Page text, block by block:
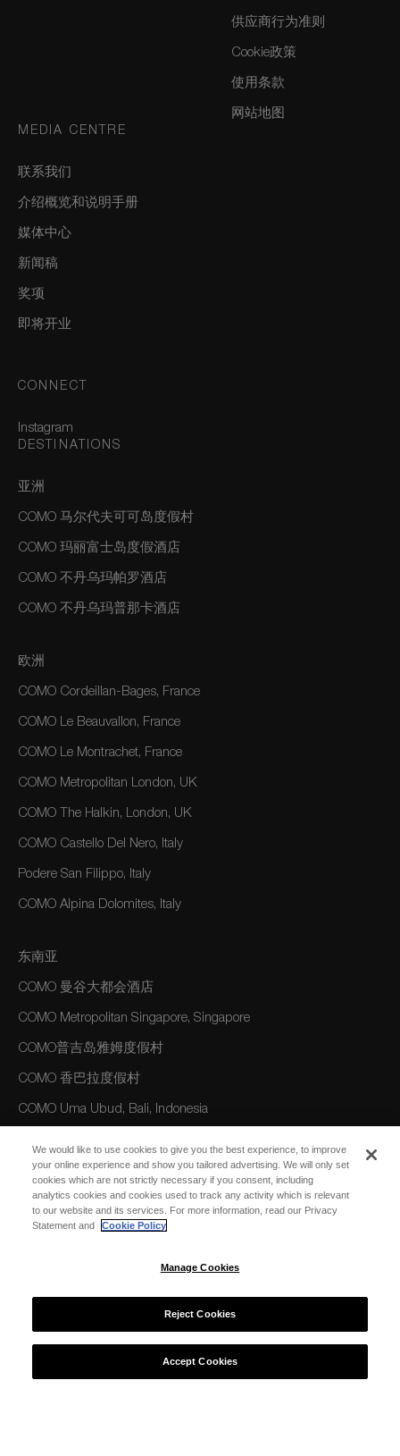
供应商行为准则
Cookie政策
使用条款
网站地图
MEDIA CENTRE
联系我们
介绍概览和说明手册
媒体中心
新闻稿
奖项
即将开业
CONNECT
Instagram
DESTINATIONS
亚洲
COMO 马尔代夫可可岛度假村
COMO 玛丽富士岛度假酒店
COMO 不丹乌玛帕罗酒店
COMO 不丹乌玛普那卡酒店
欧洲
COMO Cordeillan-Bages, France
COMO Le Beauvallon, France
COMO Le Montrachet, France
COMO Metropolitan London, UK
COMO The Halkin, London, UK
COMO Castello Del Nero, Italy
Podere San Filippo, Italy
COMO Alpina Dolomites, Italy
东南亚
COMO 曼谷大都会酒店
COMO Metropolitan Singapore, Singapore
COMO普吉岛雅姆度假村
COMO 香巴拉度假村
COMO Uma Ubud, Bali, Indonesia
美洲
COMO Parrot Cay, Turks and Caicos
We would like to use cookies to give you the best experience, to improve
your online experience and show you tailored advertising. We will only set
cookies which are not strictly necessary if you consent, including
analytics cookies and cookies used to track any activity which is relevant
to our website and its services. For more information, read our Privacy
Statement and
Cookie Policy
Manage Cookies
Reject Cookies
Accept Cookies